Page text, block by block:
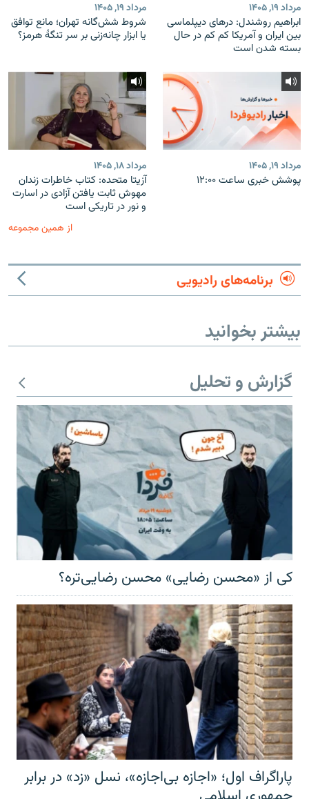
مرداد ۱۹, ۱۴۰۵
ابراهیم روشندل: درهای دیپلماسی
بین ایران و آمریکا کم کم در حال
بسته شدن است
مرداد ۱۹, ۱۴۰۵
شروط شش‌گانه تهران؛ مانع توافق
یا ابزار چانه‌زنی بر سر تنگهٔ هرمز؟
مرداد ۱۹, ۱۴۰۵
پوشش خبری ساعت ۱۲:۰۰
مرداد ۱۸, ۱۴۰۵
آزیتا متحده: کتاب خاطرات زندان
مهوش ثابت یافتن آزادی در اسارت
و نور در تاریکی است
از همین مجموعه
برنامه‌های رادیویی
بیشتر بخوانید
گزارش و تحلیل
کی از «محسن رضایی» محسن رضایی‌تره؟
پاراگراف اول؛ «اجازه بی‌اجازه»، نسل «زد» در برابر